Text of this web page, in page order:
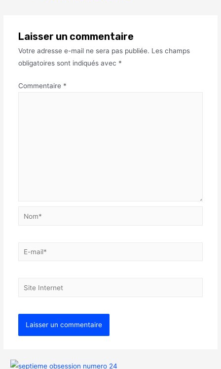
Laisser un commentaire
Votre adresse e-mail ne sera pas publiée. Les champs
obligatoires sont indiqués avec *
Commentaire *